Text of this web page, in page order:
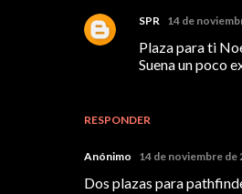
RESPONDER
SPR 14 de
Plaza para ti
Suena un poco
Anónimo 14 de noviembre de
Dos plazas para